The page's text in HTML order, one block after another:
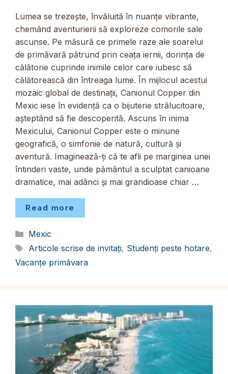
Lumea se trezește, învăluită în nuanțe vibrante,
chemând aventurierii să exploreze comorile sale
ascunse. Pe măsură ce primele raze ale soarelui
de primăvară pătrund prin ceața iernii, dorința de
călătorie cuprinde inimile celor care iubesc să
călătorească din întreaga lume. În mijlocul acestui
mozaic global de destinații, Canionul Copper din
Mexic iese în evidență ca o bijuterie strălucitoare,
așteptând să fie descoperită. Ascuns în inima
Mexicului, Canionul Copper este o minune
geografică, o simfonie de natură, cultură și
aventură. Imaginează-ți că te afli pe marginea unei
întinderi vaste, unde pământul a sculptat canioane
dramatice, mai adânci și mai grandioase chiar …
Read more
Categorii
Mexic
Etichete
Articole scrise de invitați, Studenți peste hotare,
Vacanțe primăvara